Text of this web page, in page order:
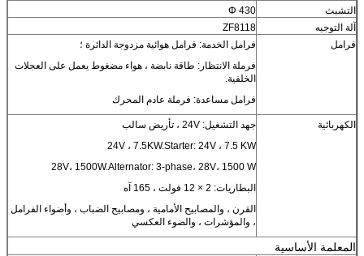
التشبث
Φ 430
آلة التوجيه
ZF8118
فرامل
فرامل الخدمة: فرامل هوائية مزدوجة الدائرة ؛
فرملة الانتظار: طاقة نابضة ، هواء مضغوط يعمل على العجلات
الخلفية.
فرامل مساعدة: فرملة عادم المحرك
الكهربائية
جهد التشغيل: 24V ، تأريض سالب
24V ، 7.5KW.Starter: 24V ، 7.5 KW
28V، 1500W.Alternator: 3-phase، 28V، 1500 W
البطاريات: 2 × 12 فولت ، 165 آه
القرن ، والمصابيح الأمامية ، ومصابيح الضباب ، وأضواء الفرامل
، والمؤشرات ، والضوء العكسي
المعلمة الأساسية